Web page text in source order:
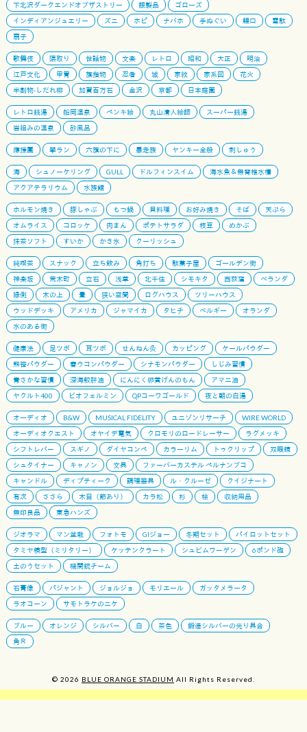
下北沢ダークエンドオブザストリー
銀製品
ゴローズ
インディアンジュエリー
ズニ ホピ ナバホ 手ぬぐい 鯉口
雪駄
扇子
歌舞伎 隈取り 世話物 文楽 レトロ 昭和 大正
明治
江戸文化
甲冑 旗指物 忍者 城 家紋 家系図
花火
半割物-しだれ柳
加賀百万石 金沢 京都 日本庭園
レトロ銭湯 船岡温泉 ペンキ絵 丸山清人絵師
スーパー銭湯
岩組みの温泉
砂風呂
應援團 學ラン 六旗の下に 暴走族 ヤンキー全般 刺しゅう
海 シュノーケリング GULL ドルフィンスイム
海水魚＆無脊椎水槽
アクアテラリウム
水族館
ホルモン焼き 豚しゃぶ もつ鍋 貝料理 お好み焼き そば
天ぷら
オムライス
コロッケ 肉まん ポテトサラダ 枝豆
めかぶ
抹茶ソフト
すいか かき氷 クーリッシュ
純喫茶 スナック 立ち飲み 角打ち 駄菓子屋
ゴールデン街
神楽坂
荒木町 立石 浅草 北千住 シモキタ 西荻窪
ベランダ
縁側
木の上 畳 狭い空間 ログハウス
ツリーハウス
ウッドデッキ
アメリカ ジャマイカ タヒチ ベルギー
オランダ
水のある街
健康法 足ツボ 耳ツボ せんねん灸 カッピング
ケールパウダー
熊笹パウダー
春ウコンパウダー シナモンパウダー
しじみ習慣
青さかな習慣
深海鮫肝油 にんにく卵黄げんのもん
アマニ油
ヤクルト400
ビオフェルミン QPコーワゴールド 夜と朝の白湯
オーディオ B&W MUSICAL FIDELITY ユニゾンリサーチ
WIRE WORLD
オーディオクエスト
オヤイデ電気 クロモリのロードレーサー
ラグメッキ
シフトレバー
スギノ ダイヤコンペ カラーリム トゥクリップ
双眼鏡
シュタイナー
キャノン 文具
ファーバーカステル ペルナンブコ
キャンドル
ディプティーク 調理器具 ル・クルーゼ
クイジナート
有次
ささら 木目（節あり） カラ松 杉 桧
収納用品
無印良品
東急ハンズ
ジオラマ マン盆栽 フォトモ GIジョー 冬期セット
パイロットセット
タミヤ模型（ミリタリー）
ケッテンクラート シュビムワーゲン
6ポンド砲
土のうセット
機関銃チーム
石膏像 パジャント ジョルジョ モリエール
ガッタメラータ
ラオコーン
サモトラケのニケ
ブルー オレンジ シルバー 白 茶色
鍛造シルバーの光り具合
角Ｒ
© 2026 BLUE ORANGE STADIUM All Rights Reserved.